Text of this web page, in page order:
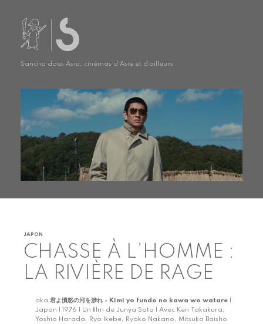
Sancho does Asia, cinémas d'Asie et d'ailleurs
JAPON
CHASSE À L’HOMME :
LA RIVIÈRE DE RAGE
aka 君よ憤怒の河を渉れ - Kimi yo fundo no kawa wo watare
Japon | 1976 | Un film de Junya Sato | Avec Ken Takakura,
Yoshio Harada, Ryo Ikebe, Ryoko Nakano, Mitsuko Baisho